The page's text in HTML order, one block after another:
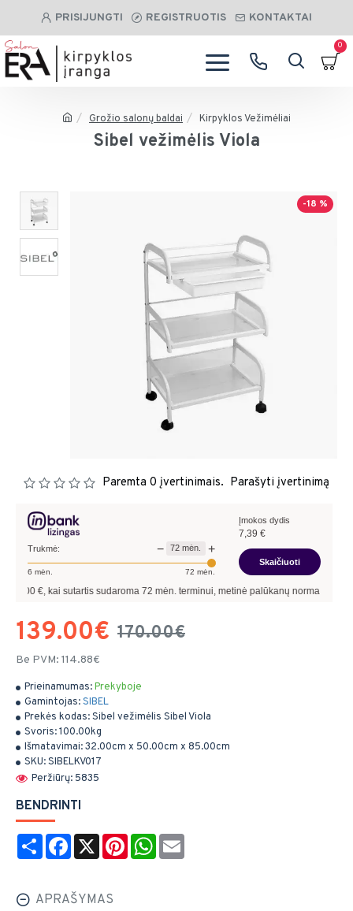
PRISIJUNGTI REGISTRUOTIS KONTAKTAI
0
Grožio salonų baldai Kirpyklos Vežimėliai
Sibel vežimėlis Viola
-18 %
Prieinamumas:Prekyboje
Gamintojas:SIBEL
Prekės kodas:Sibel vežimėlis Sibel Viola
Svoris:100.00kg
Išmatavimai:32.00cm x 50.00cm x 85.00cm
SKU:SIBELKV017
Peržiūrų: 5835
Paremta 0 įvertinimais. Parašyti įvertinimą
139.00€ 170.00€
Be PVM: 114.88€
Trukmė: − 72 mėn. +
6 mėn. 72 mėn.
Įmokos dydis
7,39 €
Skaičiuoti
kai sutartis sudaroma72mėn. terminui, metinė palūkanų norma –13,90%
BENDRINTI
Share Facebook
X PinterestWhatsApp
APRAŠYMAS